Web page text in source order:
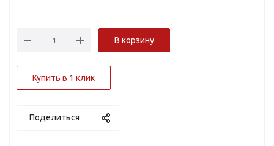
В корзину
Купить в 1 клик
Поделиться